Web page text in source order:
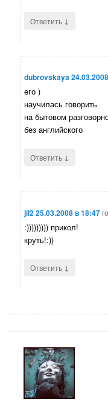
Ответить ↓
dubrovskaya
его )
научилась говорить
на бытовом
без английского
Ответить ↓
jil225.03.2008 в 18:47
:))))))))) прикол!
круть!:))
Ответить ↓